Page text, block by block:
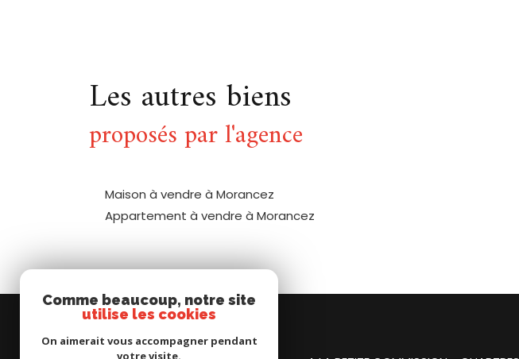
Les autres biens
proposés par l'agence
Maison à vendre à Morancez
Appartement à vendre à Morancez
Comme beaucoup, notre site
utilise les cookies
On aimerait vous accompagner pendant
votre visite.